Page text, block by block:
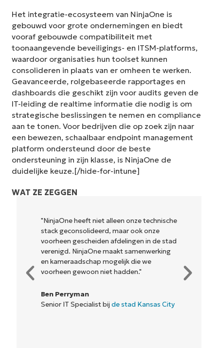
Het integratie-ecosysteem van NinjaOne is
gebouwd voor grote ondernemingen en biedt
vooraf gebouwde compatibiliteit met
toonaangevende beveiligings- en ITSM-platforms,
waardoor organisaties hun toolset kunnen
consolideren in plaats van er omheen te werken.
Geavanceerde, rolgebaseerde rapportages en
dashboards die geschikt zijn voor audits geven de
IT-leiding de realtime informatie die nodig is om
strategische beslissingen te nemen en compliance
aan te tonen. Voor bedrijven die op zoek zijn naar
een bewezen, schaalbaar endpoint management
platform ondersteund door de beste
ondersteuning in zijn klasse, is NinjaOne de
duidelijke keuze.[/hide-for-intune]
WAT ZE ZEGGEN
"NinjaOne heeft niet alleen onze technische
stack geconsolideerd, maar ook onze
voorheen gescheiden afdelingen in de stad
verenigd. NinjaOne maakt samenwerking
en kameraadschap mogelijk die we
voorheen gewoon niet hadden."
Ben Perryman
Senior IT Specialist bij de stad Kansas City